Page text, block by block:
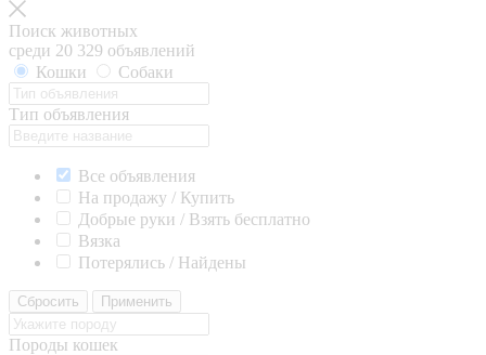
Поиск животных
среди 20 329 объявлений
Кошки
Собаки
Тип объявления
Все объявления
На продажу / Купить
Добрые руки / Взять бесплатно
Вязка
Потерялись / Найдены
Сбросить Применить
Породы кошек